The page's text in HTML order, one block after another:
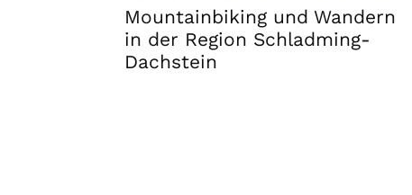
Mountainbiking und Wandern
in der Region Schladming-
Dachstein